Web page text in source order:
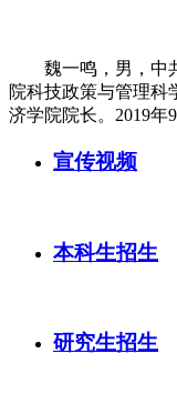
魏一鸣，男，中共
院科技政策与管理科
济学院院长。2019年
宣传视频
本科生招生
研究生招生